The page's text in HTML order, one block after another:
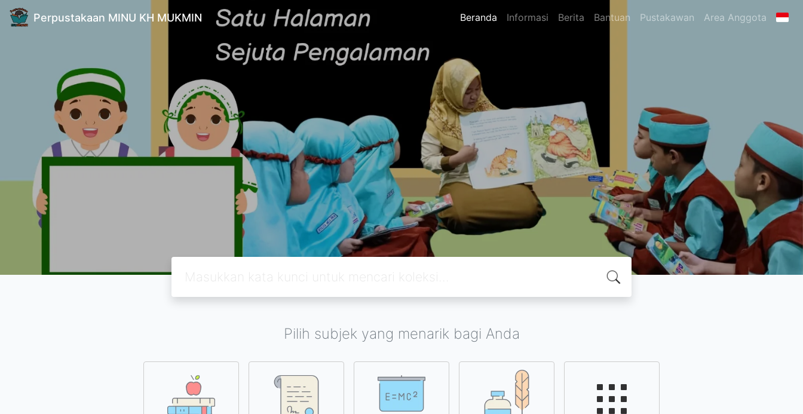
Perpustakaan MINU KH MUKMIN Beranda Informasi Berita Bantuan Pustakawan Area Anggota
Pilih subjek yang menarik bagi Anda